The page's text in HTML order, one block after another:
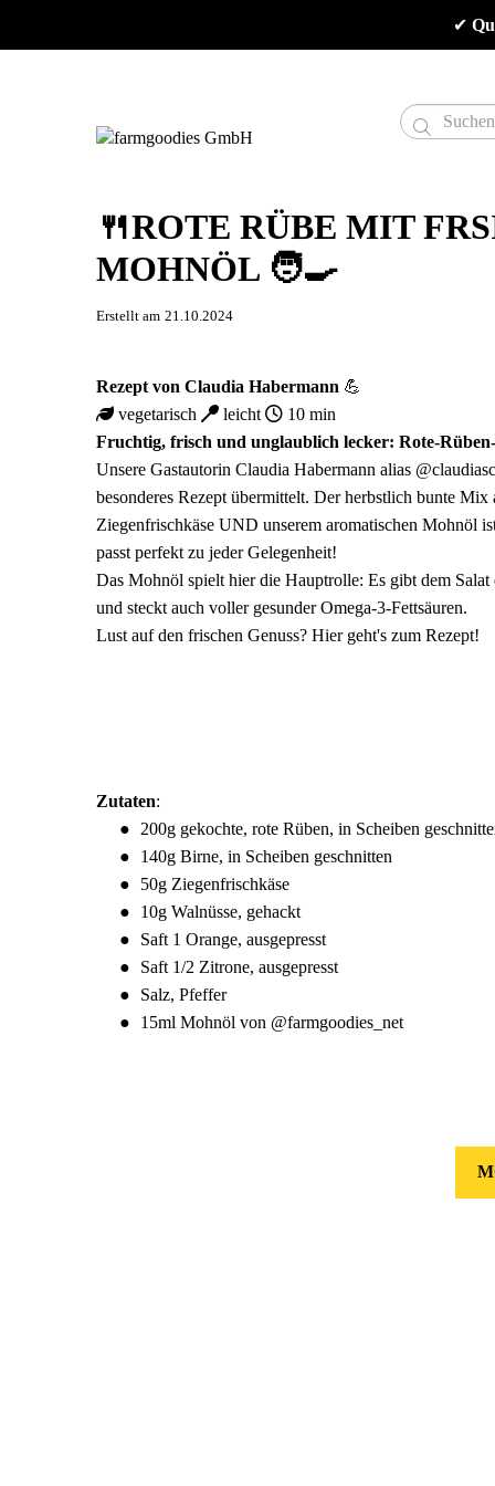
✔

🍴ROTE RÜBE MIT
MOHNÖL 🧑‍🍳
Erstellt am 21.10.2024
Rezept von Claudia Habermann 💪
vegetarisch
leicht
10 min
Fruchtig, frisch und unglaublich lecker: Rote-
Unsere Gastautorin Claudia Habermann alias
besonderes Rezept übermittelt. Der herbstlich bunte
Ziegenfrischkäse UND unserem aromatischen Mohnöl
passt perfekt zu jeder Gelegenheit!
Das Mohnöl spielt hier die Hauptrolle: Es gibt dem
und steckt auch voller gesunder Omega-3-Fettsäuren.
Lust auf den frischen Genuss? Hier geht's zum Rezept!
Zutaten:
200g gekochte, rote Rüben, in Scheiben
140g Birne, in Scheiben geschnitten
50g Ziegenfrischkäse
10g Walnüsse, gehackt
Saft 1 Orange, ausgepresst
Saft 1/2 Zitrone, ausgepresst
Salz, Pfeffer
15ml Mohnöl von @farmgoodies_net